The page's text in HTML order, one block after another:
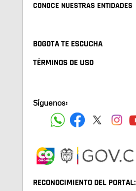
CONOCE NUESTRAS ENTIDADES
BOGOTA TE ESCUCHA
TÉRMINOS DE USO
Síguenos:
RECONOCIMIENTO DEL PORTAL: